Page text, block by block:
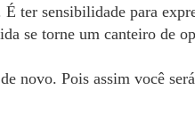
ter sensibilidade para
se torne um canteiro de
novo. Pois assim você